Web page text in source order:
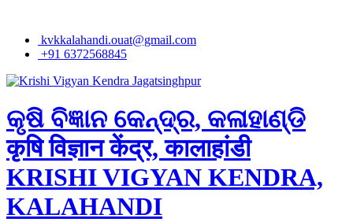
kvkkalahandi.ouat@gmail.com
+91 6372568845
କୃଷି ବିଜ୍ଞାନ କେନ୍ଦ୍ର, କଳାହାଣ୍ଡି
कृषि विज्ञान केंद्र, कालाहांडी
KRISHI VIGYAN KENDRA,
KALAHANDI